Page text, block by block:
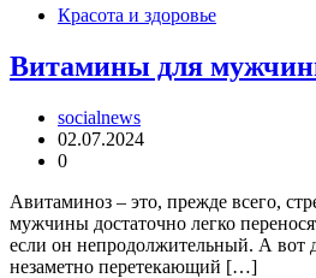
Красота и здоровье
Витамины для
socialnews
02.07.2024
0
Авитаминоз – это, прежде всего,
мужчины достаточно легко
если он непродолжительный. А вот
незаметно перетекающий […]